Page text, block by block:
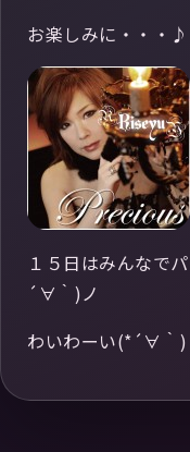
お楽しみに・・・♪
１５日はみんなで
´∀｀)ノ
わいわーい(*´∀｀)